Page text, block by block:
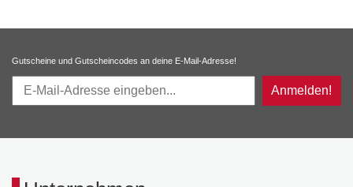
Gutscheine und Gutscheincodes an deine E-Mail-Adresse!
Anmelden!